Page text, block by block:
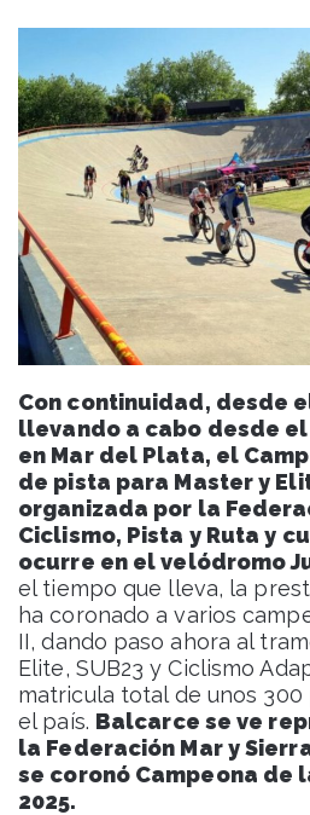
Con continuidad, desde
llevando a cabo desde
en Mar del Plata, el
de pista para Master y
organizada por la
Ciclismo, Pista y Ruta y
ocurre en el velódromo
el tiempo que lleva, la
ha coronado a varios
II, dando paso ahora al
Elite, SUB23 y Ciclismo
matricula total de unos
el país. Balcarce se ve
la Federación Mar y
se coronó Campeona de
2025.